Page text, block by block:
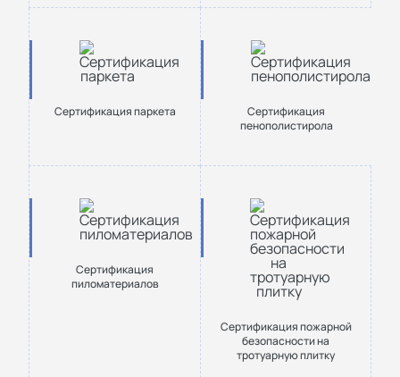
Сертификация паркета
Сертификация
пенополистирола
Сертификация
пиломатериалов
Сертификация пожарной
безопасности на
тротуарную плитку